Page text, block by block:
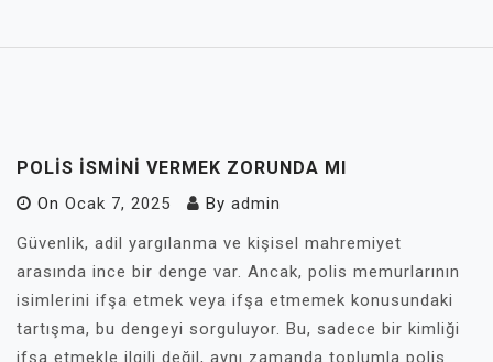
POLIS ISMINI VERMEK ZORUNDA MI
On Ocak 7, 2025 By admin
Güvenlik, adil yargılanma ve kişisel mahremiyet
arasında ince bir denge var. Ancak, polis memurlarının
isimlerini ifşa etmek veya ifşa etmemek konusundaki
tartışma, bu dengeyi sorguluyor. Bu, sadece bir kimliği
ifşa etmekle ilgili değil, aynı zamanda toplumla polis